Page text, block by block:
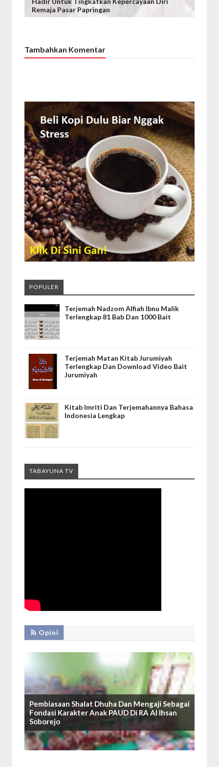
Remaja Pasar Papringan
Tambahkan Komentar
POPULER
Terjemah Nadzom Alfiah Ibnu Malik
Terlengkap 81 Bab Dan 1000 Bait
Terjemah Matan Kitab Jurumiyah
Terlengkap Dan Download Video Bait
Jurumiyah
Kitab Imriti Dan Terjemahannya Bahasa
Indonesia Lengkap
TABAYUNA TV
Opini
Pembiasaan Shalat Dhuha Dan Mengaji Sebagai
Fondasi Karakter Anak PAUD Di RA Al Ihsan
Soborejo